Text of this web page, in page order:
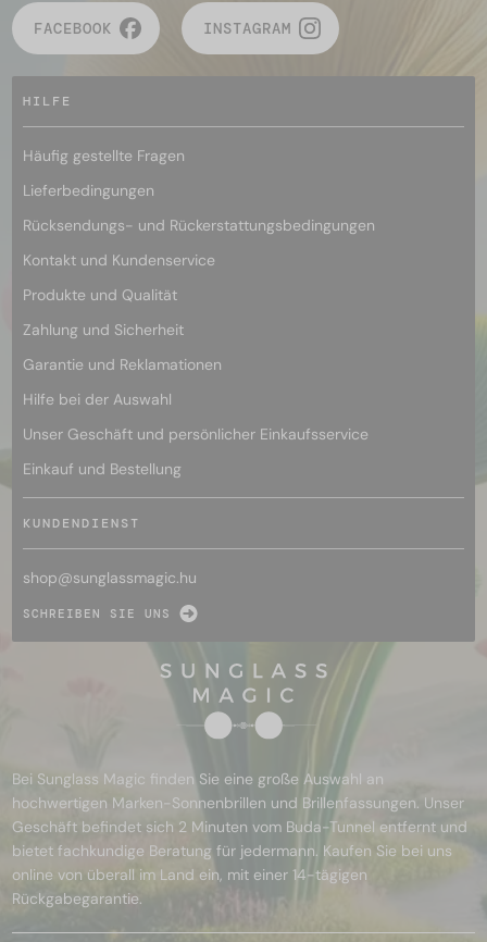
FACEBOOK INSTAGRAM
HILFE
Häufig gestellte Fragen
Lieferbedingungen
Rücksendungs- und Rückerstattungsbedingungen
Kontakt und Kundenservice
Produkte und Qualität
Zahlung und Sicherheit
Garantie und Reklamationen
Hilfe bei der Auswahl
Unser Geschäft und persönlicher Einkaufsservice
Einkauf und Bestellung
KUNDENDIENST
shop@sunglassmagic.hu
SCHREIBEN SIE UNS
Bei Sunglass Magic finden Sie eine große Auswahl an
hochwertigen Marken-Sonnenbrillen und Brillenfassungen. Unser
Geschäft befindet sich 2 Minuten vom Buda-Tunnel entfernt und
bietet fachkundige Beratung für jedermann. Kaufen Sie bei uns
online von überall im Land ein, mit einer 14-tägigen
Rückgabegarantie.